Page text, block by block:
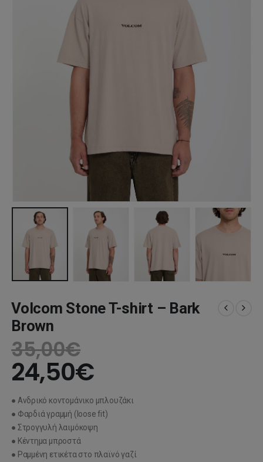
Volcom Stone T-shirt – Bark
Brown
35,00€
24,50€
● Ανδρικό κοντομάνικο μπλουζάκι
● Φαρδιά γραμμή (loose fit)
● Στρογγυλή λαιμόκοψη
● Κέντημα μπροστά
● Ραμμένη ετικέτα στο πλαϊνό γαζί